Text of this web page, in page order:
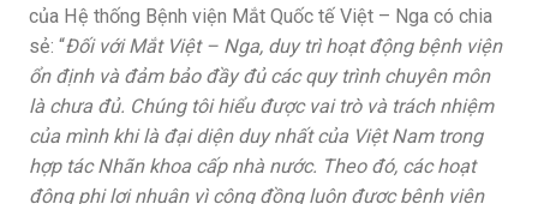
của Hệ thống Bệnh viện Mắt Quốc tế Việt – Nga có chia
sẻ: “Đối với Mắt Việt – Nga, duy trì hoạt động bệnh viện
ổn định và đảm bảo đầy đủ các quy trình chuyên môn
là chưa đủ. Chúng tôi hiểu được vai trò và trách nhiệm
của mình khi là đại diện duy nhất của Việt Nam trong
hợp tác Nhãn khoa cấp nhà nước. Theo đó, các hoạt
động phi lợi nhuận vì cộng đồng luôn được bệnh viện